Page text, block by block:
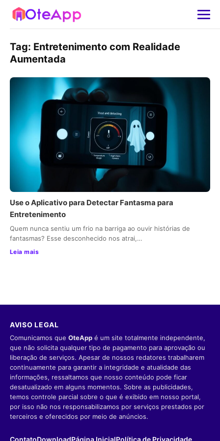
Tag: Entretenimento com Realidade
Aumentada
Use o Aplicativo para Detectar Fantasma para
Entretenimento
Quem nunca sentiu um frio na barriga ao ouvir histórias de
fantasmas? Esse desconhecido nos atrai,…
Leia mais
AVISO LEGAL
Comunicamos que OteApp é um site totalmente independente,
que não solicita qualquer tipo de pagamento para aprovação ou
liberação de serviços. Apesar de nossos redatores trabalharem
continuamente para garantir a integridade e atualidade das
informações, ressaltamos que nosso conteúdo pode ficar
desatualizado em alguns momentos. Sobre as publicidades,
temos controle parcial sobre o que é exibido em nosso portal,
por isso não nos responsabilizamos por serviços prestados por
terceiros e oferecidos por meio de anúncios.